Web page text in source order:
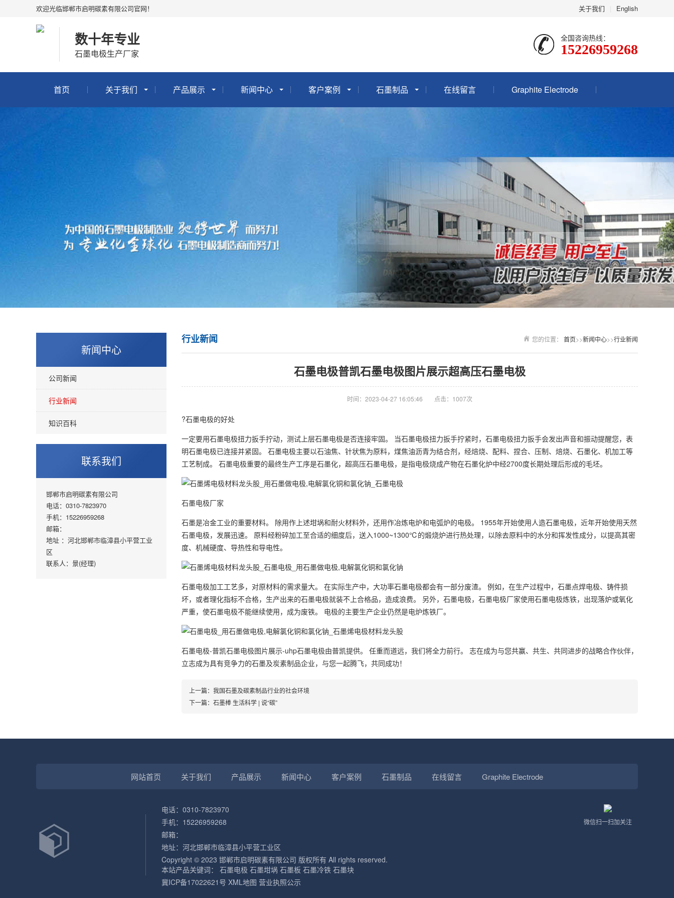
关于我们 English
欢迎光临邯郸市启明碳素有限公司官网！
数十年专业
石墨电极生产厂家
全国咨询热线：
15226959268
首页 关于我们 产品展示 新闻中心 客户案例 石墨制品 在线留言 Graphite Electrode
新闻中心
公司新闻
行业新闻
知识百科
联系我们
邯郸市启明碳素有限公司
电话：0310-7823970
手机：15226959268
邮箱：
地址 ：河北邯郸市临漳县小平营工业
区
联系人：景(经理)
您的位置： 首页>>新闻中心>>行业新闻
行业新闻
石墨电极普凯石墨电极图片展示超高压石墨电极
时间：2023-04-27 16:05:46 点击：1007次
?石墨电极的好处
一定要用石墨电极扭力扳手拧动，测试上层石墨电极是否连接牢固。 当石墨电极扭力扳手拧紧时， 石墨电极扭力扳手会发出声音和振动提醒您，表
明石墨电极已连接并紧固。 石墨电极主要以石油焦、针状焦为原料，煤焦油沥青为结合剂，经焙烧、配料、捏合、压制、焙烧、石墨化、机加工等
工艺制成。 石墨电极重要的最终生产工序是石墨化，超高压石墨电极，是指电极烧成产物在石墨化炉中经2700度长期处理后形成的毛坯。
石墨电极厂家
石墨是冶金工业的重要材料。 除用作上述坩埚和耐火材料外，还用作冶炼电炉和电弧炉的电极。 1955年开始使用人造石墨电极，近年开始使用天然
石墨电极，发展迅速。 原料经粉碎加工至合适的细度后，送入1000~1300℃的煅烧炉进行热处理，以除去原料中的水分和挥发性成分，以提高其密
度、机械硬度、导热性和导电性。
石墨电极加工工艺多，对原材料的需求量大。 在实际生产中，大功率石墨电极都会有一部分废渣。 例如，在生产过程中，石墨点焊电极、铸件损
坏，或者理化指标不合格，生产出来的石墨电极就装不上合格品，造成浪费。 另外，石墨电极，石墨电极厂家使用石墨电极炼铁，出现落炉或氧化
严重，使石墨电极不能继续使用，成为废铁。 电极的主要生产企业仍然是电炉炼铁厂。
石墨电极-普凯石墨电极图片展示-uhp石墨电极由普凯提供。 任重而道远，我们将全力前行。 志在成为与您共赢、共生、共同进步的战略合作伙伴，
立志成为具有竞争力的石墨及炭素制品企业，与您一起腾飞，共同成功！
上一篇： 我国石墨及碳素制品行业的社会环境
下一篇： 石墨棒 生活科学 | 说“碳”
网站首页 关于我们 产品展示 新闻中心 客户案例 石墨制品 在线留言 Graphite Electrode
微信扫一扫加关注
电话：0310-7823970
手机：15226959268
邮箱：
地址：河北邯郸市临漳县小平营工业区
Copyright © 2023 邯郸市启明碳素有限公司 版权所有 All rights reserved.
本站产品关键词： 石墨电极 石墨坩埚 石墨板 石墨冷铁 石墨块
冀ICP备17022621号 XML地图 营业执照公示